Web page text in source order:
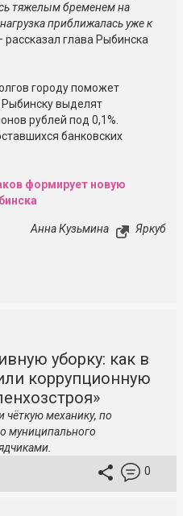
тяжелым бременем на
приближалась уже к
рассказал глава Рыбинска
городу поможет
Рыбинску выделят
рублей под 0,1%.
банковских
формирует новую
Анна Кузьмина Яркуб
уборку: как в
коррупционную
чёткую механику, по
муниципального
0